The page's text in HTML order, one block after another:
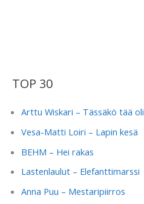
TOP 30
Arttu Wiskari – Tässäkö tää oli
Vesa-Matti Loiri – Lapin kesä
BEHM – Hei rakas
Lastenlaulut – Elefanttimarssi
Anna Puu – Mestaripiirros